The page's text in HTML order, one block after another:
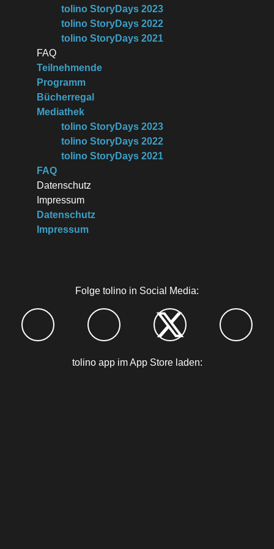
mehr zum tolino epos 3
tolino StoryDays 2023
tolino StoryDays 2022
tolino StoryDays 2021
FAQ
Teilnehmende
Programm
Bücherregal
Mediathek
tolino StoryDays 2023
tolino StoryDays 2022
tolino StoryDays 2021
FAQ
Datenschutz
Impressum
Datenschutz
Impressum
Folge tolino in Social Media:
tolino app im App Store laden: